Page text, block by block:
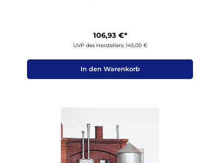
106,93 €*
UVP des Herstellers: 145,00 €
In den Warenkorb